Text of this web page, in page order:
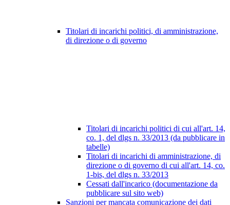
Titolari di incarichi politici, di amministrazione,
di direzione o di governo
Titolari di incarichi politici di cui all'art. 14,
co. 1, del dlgs n. 33/2013 (da pubblicare in
tabelle)
Titolari di incarichi di amministrazione, di
direzione o di governo di cui all'art. 14, co.
1-bis, del dlgs n. 33/2013
Cessati dall'incarico (documentazione da
pubblicare sul sito web)
Sanzioni per mancata comunicazione dei dati